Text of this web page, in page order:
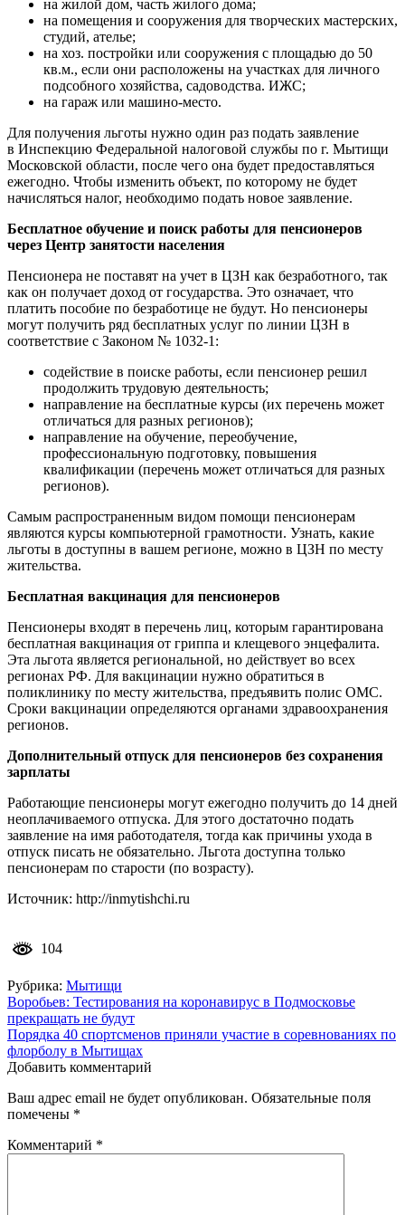
на жилой дом, часть жилого дома;
на помещения и сооружения для творческих мастерских,
студий, ателье;
на хоз. постройки или сооружения с площадью до 50
кв.м., если они расположены на участках для личного
подсобного хозяйства, садоводства. ИЖС;
на гараж или машино-место.
Для получения льготы нужно один раз подать заявление
в Инспекцию Федеральной налоговой службы по г. Мытищи
Московской области, после чего она будет предоставляться
ежегодно. Чтобы изменить объект, по которому не будет
начисляться налог, необходимо подать новое заявление.
Бесплатное обучение и поиск работы для пенсионеров
через Центр занятости населения
Пенсионера не поставят на учет в ЦЗН как безработного, так
как он получает доход от государства. Это означает, что
платить пособие по безработице не будут. Но пенсионеры
могут получить ряд бесплатных услуг по линии ЦЗН в
соответствие с Законом № 1032-1:
содействие в поиске работы, если пенсионер решил
продолжить трудовую деятельность;
направление на бесплатные курсы (их перечень может
отличаться для разных регионов);
направление на обучение, переобучение,
профессиональную подготовку, повышения
квалификации (перечень может отличаться для разных
регионов).
Самым распространенным видом помощи пенсионерам
являются курсы компьютерной грамотности. Узнать, какие
льготы в доступны в вашем регионе, можно в ЦЗН по месту
жительства.
Бесплатная вакцинация для пенсионеров
Пенсионеры входят в перечень лиц, которым гарантирована
бесплатная вакцинация от гриппа и клещевого энцефалита.
Эта льгота является региональной, но действует во всех
регионах РФ. Для вакцинации нужно обратиться в
поликлинику по месту жительства, предъявить полис ОМС.
Сроки вакцинации определяются органами здравоохранения
регионов.
Дополнительный отпуск для пенсионеров без сохранения
зарплаты
Работающие пенсионеры могут ежегодно получить до 14 дней
неоплачиваемого отпуска. Для этого достаточно подать
заявление на имя работодателя, тогда как причины ухода в
отпуск писать не обязательно. Льгота доступна только
пенсионерам по старости (по возрасту).
Источник: http://inmytishchi.ru
104
Рубрика: Мытищи
Навигация
по
записям
Воробьев: Тестирования на коронавирус в Подмосковье
прекращать не будут
Порядка 40 спортсменов приняли участие в соревнованиях по
флорболу в Мытищах
Добавить комментарий
Ваш адрес email не будет опубликован. Обязательные поля
помечены *
Комментарий *